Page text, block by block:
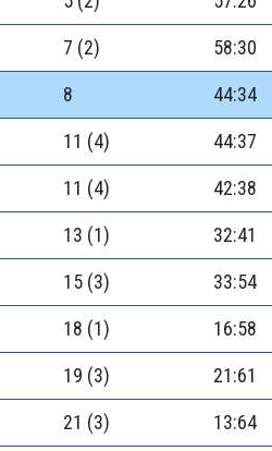
7 (2) 58:30
8 44:34
11 (4) 44:37
11 (4) 42:38
13 (1) 32:41
15 (3) 33:54
18 (1) 16:58
19 (3) 21:61
21 (3) 13:64